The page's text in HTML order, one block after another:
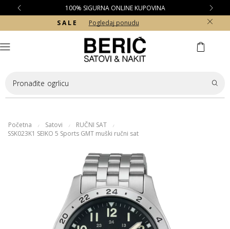
100% SIGURNA ONLINE KUPOVINA
S A L E
Pogledaj ponudu
Pronađite ogrlicu
Početna / Satovi / RUČNI SAT /
SSK023K1 SEIKO 5 Sports GMT muški ručni sat